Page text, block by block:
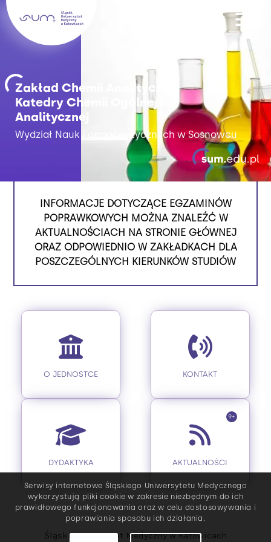
Zakład Chemii Analitycznej
Katedry Chemii Ogólnej i
Analitycznej
Wydział Nauk Farmaceutycznych w Sosnowcu
INFORMACJE DOTYCZĄCE EGZAMINÓW
POPRAWKOWYCH MOŻNA ZNALEŹĆ W
AKTUALNOŚCIACH NA STRONIE GŁÓWNEJ
ORAZ ODPOWIEDNIO W ZAKŁADKACH DLA
POSZCZEGÓLNYCH KIERUNKÓW STUDIÓW
O JEDNOSTCE KONTAKT
DYDAKTYKA
9+
AKTUALNOŚCI
Śląski Uniwersytet Medyczny w Katowicach
Serwisy internetowe Śląskiego Uniwersytetu Medycznego
wykorzystują pliki cookie w zakresie niezbędnym do ich
prawidłowego funkcjonowania oraz w celu dostosowywania i
poprawiania sposobu ich działania.